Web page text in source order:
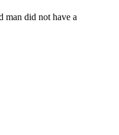
man did not have a